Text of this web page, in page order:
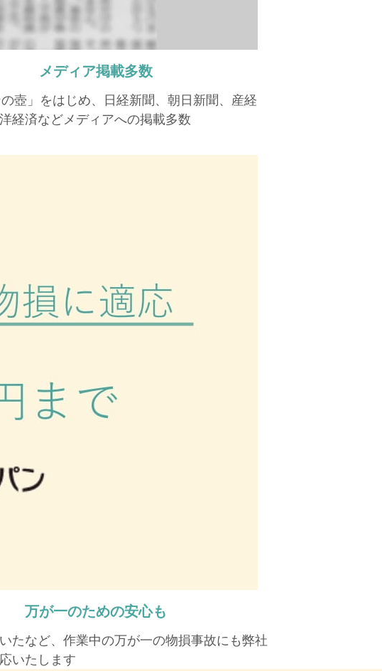
メディア掲載多数
壺」をはじめ、日経新聞、朝日新聞、産経
経済などメディアへの掲載多数
万が一のための安心も
たなど、作業中の万が一の物損事故にも弊社
いたします